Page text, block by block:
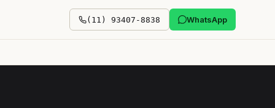
(11) 93407-8838 WhatsApp